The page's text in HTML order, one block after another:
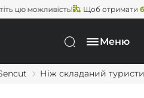
можливість! Щоб отримати
Меню
Ніж складаний